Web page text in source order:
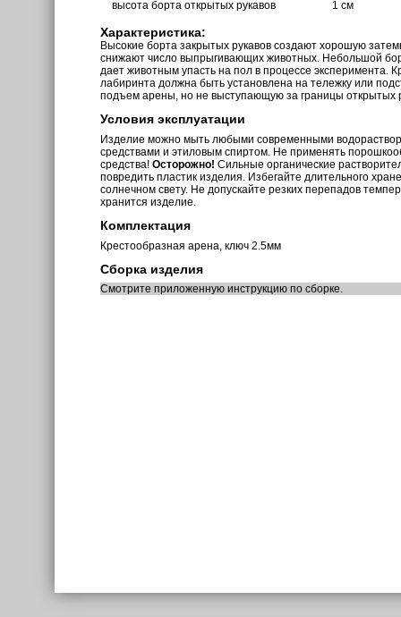
высота борта открытых рукавов
1 см
Характеристика:
Высокие борта закрытых рукавов создают хорошую
снижают число выпрыгивающих животных. Небольшой
дает животным упасть на пол в процессе эксперимента.
лабиринта должна быть установлена на тележку или
подъем арены, но не выступающую за границы открытых
Условия эксплуатации
Изделие можно мыть любыми современными
средствами и этиловым спиртом. Не применять
средства!Осторожно! Сильные органические
повредить пластик изделия. Избегайте длительного
солнечном свету. Не допускайте резких перепадов
хранится изделие.
Комплектация
Крестообразная арена, ключ 2.5мм
Сборка изделия
Смотрите приложенную инструкцию по сборке.